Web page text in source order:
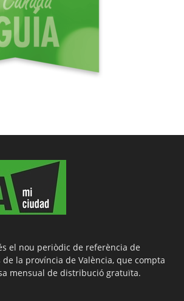
el nou periòdic de referència de
la província de València, que compta
mensual de distribució gratuïta.